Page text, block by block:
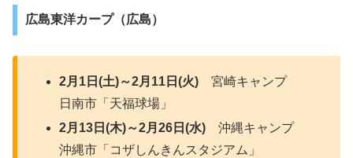
広島東洋カープ（広島）
2月1日(土)～2月11日(火) 宮崎キャンプ
日南市「天福球場」
2月13日(木)～2月26日(水) 沖縄キャンプ
沖縄市「コザしんきんスタジアム」